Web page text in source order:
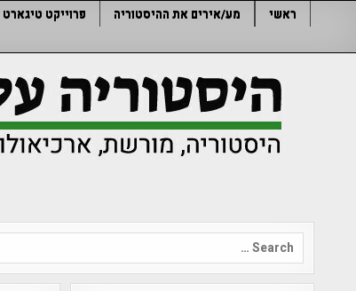
ראשי מע/אירים את ההיסטוריה פרוייקט טיגארט
Search
for: